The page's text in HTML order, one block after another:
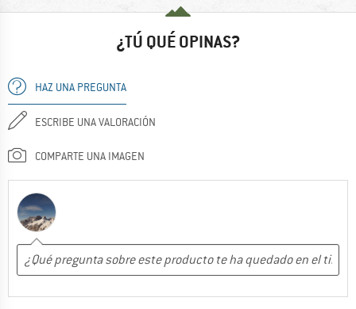
¿TÚ QUÉ OPINAS?
HAZ UNA PREGUNTA
ESCRIBE UNA VALORACIÓN
COMPARTE UNA IMAGEN